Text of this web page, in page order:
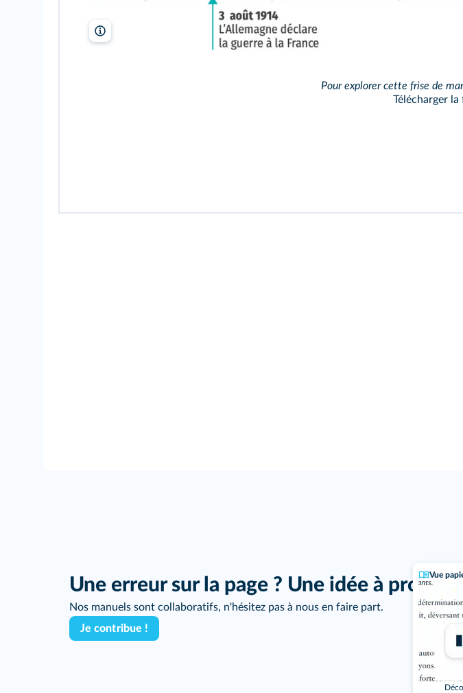
Vue
Pour explorer cette frise de
Télécharger la
Une erreur sur la page ? Une idée à proposer
Nos manuels sont collaboratifs, n'hésitez pas à nous en faire part.
Je contribue !